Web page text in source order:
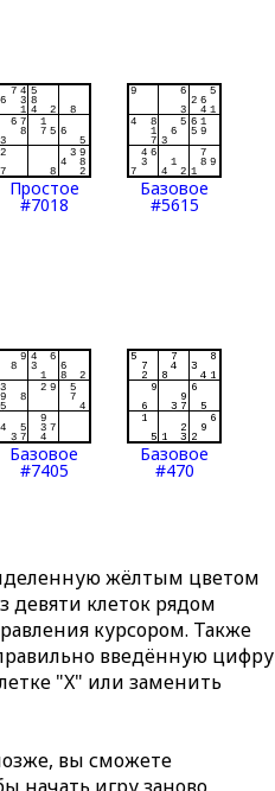
Простое
#7018
Базовое
#5615
Базовое
#7405
Базовое
#470
жёлтым цветом
девяти клеток рядом
курсором. Также
введённую цифру
"X" или заменить
вы сможете